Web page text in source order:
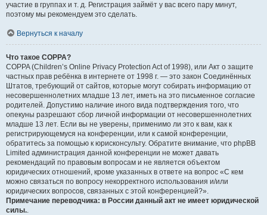
участие в группах и т. д. Регистрация займёт у вас всего пару минут,
поэтому мы рекомендуем это сделать.
Вернуться к началу
Что такое COPPA?
COPPA (Children’s Online Privacy Protection Act of 1998), или Акт о защите
частных прав ребёнка в интернете от 1998 г. — это закон Соединённых
Штатов, требующий от сайтов, которые могут собирать информацию от
несовершеннолетних младше 13 лет, иметь на это письменное согласие
родителей. Допустимо наличие иного вида подтверждения того, что
опекуны разрешают сбор личной информации от несовершеннолетних
младше 13 лет. Если вы не уверены, применимо ли это к вам, как к
регистрирующемуся на конференции, или к самой конференции,
обратитесь за помощью к юрисконсульту. Обратите внимание, что phpBB
Limited администрация данной конференции не может давать
рекомендаций по правовым вопросам и не является объектом
юридических отношений, кроме указанных в ответе на вопрос «С кем
можно связаться по вопросу некорректного использования и/или
юридических вопросов, связанных с этой конференцией?».
Примечание переводчика: в России данный акт не имеет юридической
силы..